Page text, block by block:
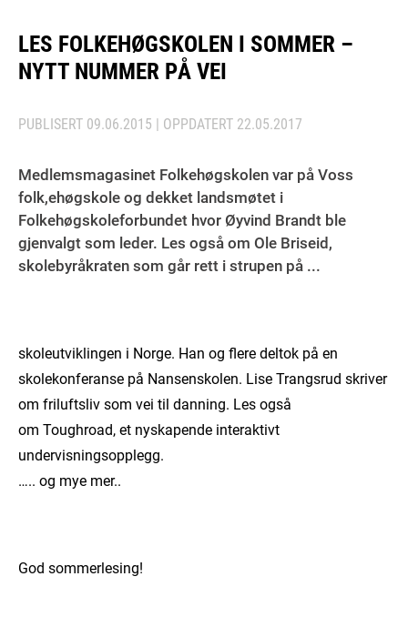
LES FOLKEHØGSKOLEN I SOMMER –
NYTT NUMMER PÅ VEI
PUBLISERT 09.06.2015 | OPPDATERT 22.05.2017
Medlemsmagasinet Folkehøgskolen var på Voss
folk,ehøgskole og dekket landsmøtet i
Folkehøgskoleforbundet hvor Øyvind Brandt ble
gjenvalgt som leder. Les også om Ole Briseid,
skolebyråkraten som går rett i strupen på ...
skoleutviklingen i Norge. Han og flere deltok på en
skolekonferanse på Nansenskolen. Lise Trangsrud skriver
om friluftsliv som vei til danning. Les også
om Toughroad, et nyskapende interaktivt
undervisningsopplegg.
….. og mye mer..
God sommerlesing!